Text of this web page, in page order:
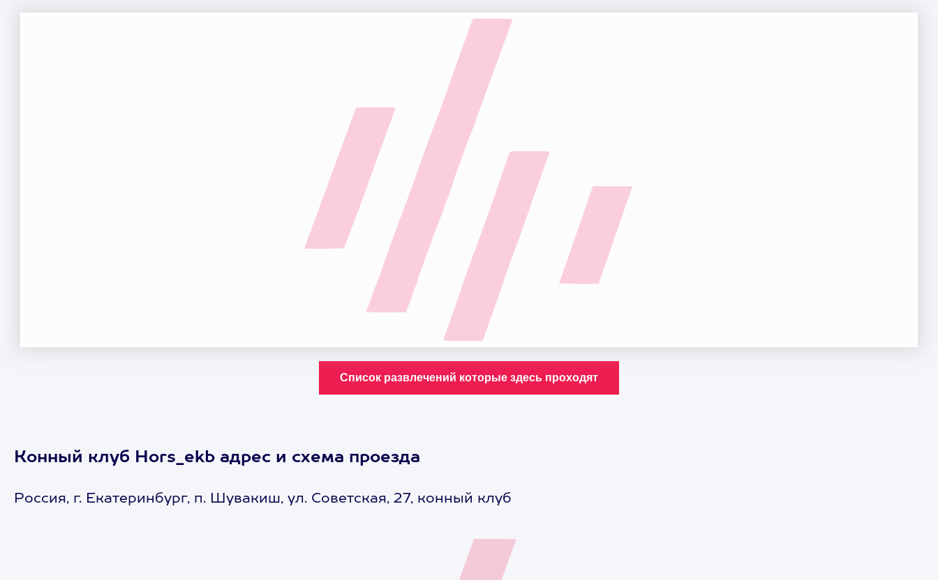
Конный клуб Hors_ekb адрес и схема проезда
Россия, г. Екатеринбург, п. Шувакиш, ул. Советская, 27, конный клуб